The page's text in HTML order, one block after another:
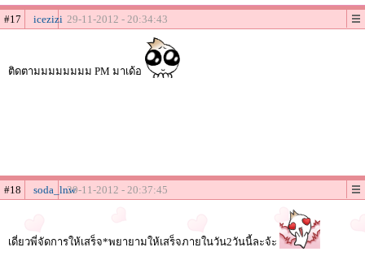
#17 icezizi 29-11-2012 - 20:34:43
ติดตามมมมมมมม PM มาเด้อ
#18 soda_lnw29-11-2012 - 20:37:45
เดี่ยวพี่จัดการให้เสร็จ*พยายามให้เสร็จภายในวัน2วันนี้ละจ้ะ